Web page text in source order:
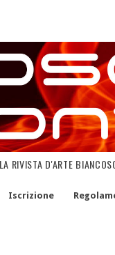
RIVISTA D'ARTE
Iscrizione